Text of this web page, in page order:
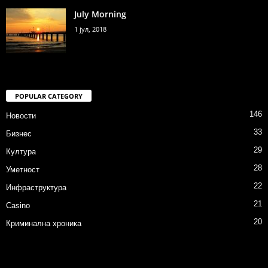
July Morning
1 јул, 2018
POPULAR CATEGORY
Новости 146
Бизнес 33
Култура 29
Уметност 28
Инфраструктура 22
Casino 21
Криминална хроника 20